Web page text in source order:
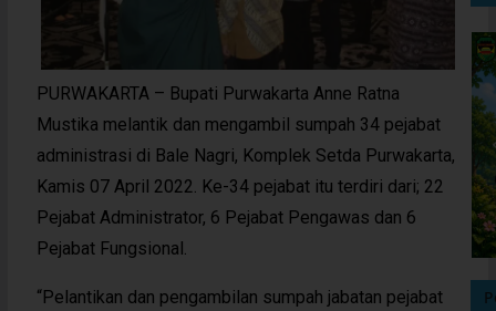
PURWAKARTA – Bupati Purwakarta Anne Ratna
Mustika melantik dan mengambil sumpah 34 pejabat
administrasi di Bale Nagri, Komplek Setda Purwakarta,
Kamis 07 April 2022. Ke-34 pejabat itu terdiri dari; 22
Pejabat Administrator, 6 Pejabat Pengawas dan 6
Pejabat Fungsional.
“Pelantikan dan pengambilan sumpah jabatan pejabat